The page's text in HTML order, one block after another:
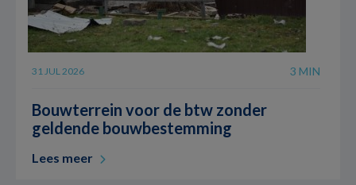
31 JUL 2026 3 MIN
Bouwterrein voor de btw zonder
geldende bouwbestemming
Lees meer